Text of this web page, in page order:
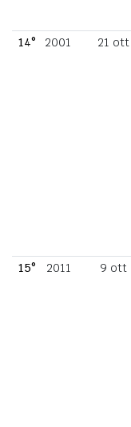
14°
2001 21 ott
15°
2011 9 ott